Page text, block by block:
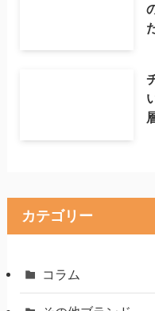
カテゴリー
コラム